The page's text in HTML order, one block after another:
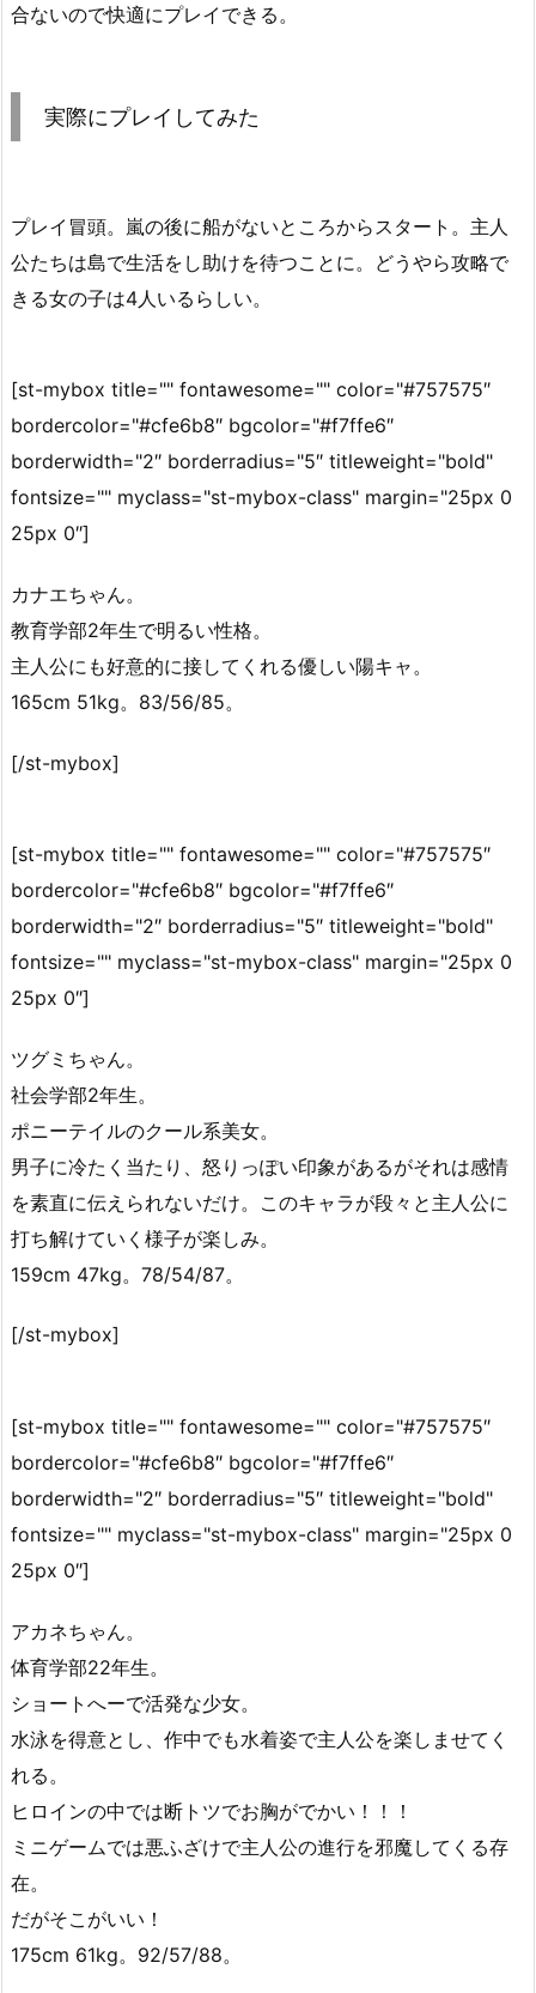
合ないので快適にプレイできる。
実際にプレイしてみた
プレイ冒頭。嵐の後に船がないところからスタート。主人
公たちは島で生活をし助けを待つことに。どうやら攻略で
きる女の子は4人いるらしい。
[st-mybox title="" fontawesome="" color="#757575″
bordercolor="#cfe6b8″ bgcolor="#f7ffe6″
borderwidth="2″ borderradius="5″ titleweight="bold"
fontsize="" myclass="st-mybox-class" margin="25px 0
25px 0″]
カナエちゃん。
教育学部2年生で明るい性格。
主人公にも好意的に接してくれる優しい陽キャ。
165cm 51kg。83/56/85。
[/st-mybox]
[st-mybox title="" fontawesome="" color="#757575″
bordercolor="#cfe6b8″ bgcolor="#f7ffe6″
borderwidth="2″ borderradius="5″ titleweight="bold"
fontsize="" myclass="st-mybox-class" margin="25px 0
25px 0″]
ツグミちゃん。
社会学部2年生。
ポニーテイルのクール系美女。
男子に冷たく当たり、怒りっぽい印象があるがそれは感情
を素直に伝えられないだけ。このキャラが段々と主人公に
打ち解けていく様子が楽しみ。
159cm 47kg。78/54/87。
[/st-mybox]
[st-mybox title="" fontawesome="" color="#757575″
bordercolor="#cfe6b8″ bgcolor="#f7ffe6″
borderwidth="2″ borderradius="5″ titleweight="bold"
fontsize="" myclass="st-mybox-class" margin="25px 0
25px 0″]
アカネちゃん。
体育学部22年生。
ショートへーで活発な少女。
水泳を得意とし、作中でも水着姿で主人公を楽しませてく
れる。
ヒロインの中では断トツでお胸がでかい！！！
ミニゲームでは悪ふざけで主人公の進行を邪魔してくる存
在。
だがそこがいい！
175cm 61kg。92/57/88。